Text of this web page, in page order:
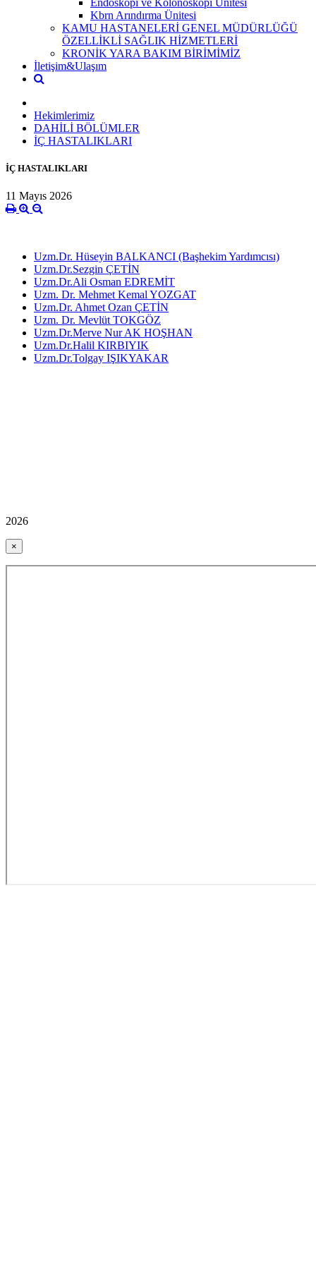
Kbrn Arındırma Ünitesi
KAMU HASTANELERİ GENEL MÜDÜRLÜĞÜ
ÖZELLİKLİ SAĞLIK HİZMETLERİ
KRONİK YARA BAKIM BİRİMİMİZ
İletişim&Ulaşım
Hekimlerimiz
DAHİLİ BÖLÜMLER
İÇ HASTALIKLARI
İÇ HASTALIKLARI
11 Mayıs 2026
Uzm.Dr. Hüseyin BALKANCI (Başhekim Yardımcısı)
Uzm.Dr.Sezgin ÇETİN
Uzm.Dr.Ali Osman EDREMİT
Uzm. Dr. Mehmet Kemal YOZGAT
Uzm.Dr. Ahmet Ozan ÇETİN
Uzm. Dr. Mevlüt TOKGÖZ
Uzm.Dr.Merve Nur AK HOŞHAN
Uzm.Dr.Halil KIRBIYIK
Uzm.Dr.Tolgay IŞIKYAKAR
2026
×